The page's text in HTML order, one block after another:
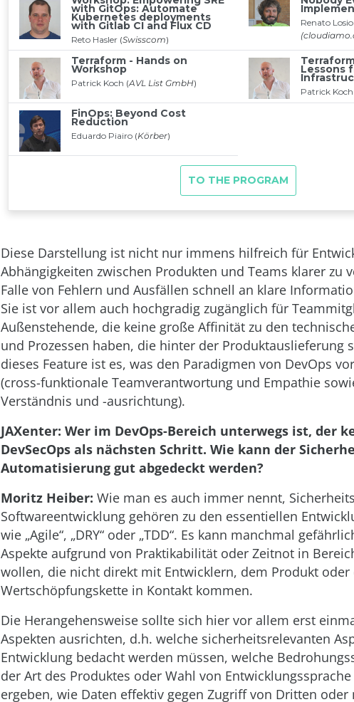
Diese Darstellung ist nicht nur immens hilfreich für
Abhängigkeiten zwischen Produkten und Teams klarer zu
Falle von Fehlern und Ausfällen schnell an klare
Sie ist vor allem auch hochgradig zugänglich für
Außenstehende, die keine große Affinität zu den
und Prozessen haben, die hinter der Produktauslieferung
dieses Feature ist es, was den Paradigmen von DevOps
(cross-funktionale Teamverantwortung und Empathie
Verständnis und -ausrichtung).
JAXenter: Wer im DevOps-Bereich unterwegs ist, der
DevSecOps als nächsten Schritt. Wie kann der
Automatisierung gut abgedeckt werden?
Moritz Heiber: Wie man es auch immer nennt,
Softwareentwicklung gehören zu den essentiellen
wie „Agile“, „DRY“ oder „TDD“. Es kann manchmal
Aspekte aufgrund von Praktikabilität oder Zeitnot in
wollen, die nicht direkt mit Entwicklern, dem Produkt oder
Wertschöpfungskette in Kontakt kommen.
Die Herangehensweise sollte sich hier vor allem erst
Aspekten ausrichten, d.h. welche sicherheitsrelevanten
Entwicklung bedacht werden müssen, welche
der Art des Produktes oder Wahl von
ergeben, wie Daten effektiv gegen Zugriff von Dritten